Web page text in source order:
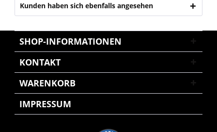
Kunden haben sich ebenfalls angesehen
SHOP-INFORMATIONEN
KONTAKT
WARENKORB
IMPRESSUM